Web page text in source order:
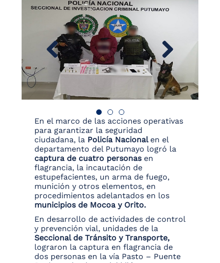
En el marco de las acciones operativas
para garantizar la seguridad
ciudadana, la Policía Nacional en el
departamento del Putumayo logró la
captura de cuatro personasen
flagrancia, la incautación de
estupefacientes, un arma de fuego,
munición y otros elementos, en
procedimientos adelantados en los
municipios de Mocoa y Orito.
En desarrollo de actividades de control
y prevención vial, unidades de la
Seccional de Tránsito y Transporte,
lograron la captura en flagrancia de
dos personas en la vía Pasto – Puente